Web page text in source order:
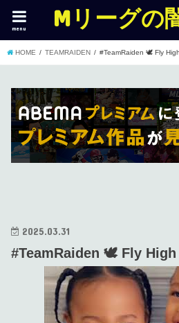
Mリーグの
menu
HOME TEAMRAIDEN #TeamRaiden 🕊 Fly
2025.03.31
#TeamRaiden 🕊 Fly High